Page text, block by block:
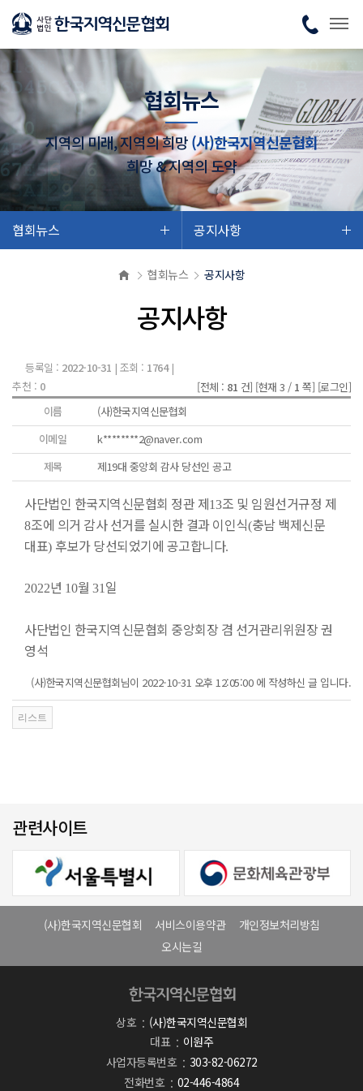
협회뉴스
지역의 미래, 지역의 희망(사)한국지역신문협회
희망 & 지역의 도약
협회뉴스 공지사항
협회뉴스 공지사항
공지사항
등록일 : 2022-10-31 | 조회 : 1764|
추천 : 0 [전체 : 81 건] [현재 3 / 1 쪽] [로그인]
이름
(사)한국지역신문협회
이메일
k********2@naver.com
제목
제19대 중앙회 감사 당선인 공고
사단법인 한국지역신문협회 정관 제13조 및 임원선거규정 제
8조에 의거 감사 선거를 실시한 결과 이인식(충남 백제신문
대표) 후보가 당선되었기에 공고합니다.
2022년 10월 31 일
사단법인 한국지역신문협회 중앙회장 겸 선거관리위원장 권
영석
(사)한국지역신문협회님이 2022-10-31 오후 12:05:00 에 작성하신 글 입니다.
관련사이트
(사)한국지역신문협회 서비스이용약관
개인정보처리방침
오시는길
상호
(사)한국지역신문협회
대표
이원주
사업자등록번호
303-82-06272
전화번호
02-446-4864